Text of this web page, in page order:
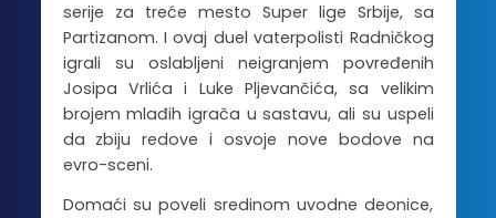
serije za treće mesto Super lige Srbije, sa
Partizanom. I ovaj duel vaterpolisti Radničkog
igrali su oslabljeni neigranjem povređenih
Josipa Vrlića i Luke Pljevančića, sa velikim
brojem mlađih igrača u sastavu, ali su uspeli
da zbiju redove i osvoje nove bodove na
evro-sceni.
Domaći su poveli sredinom uvodne deonice,